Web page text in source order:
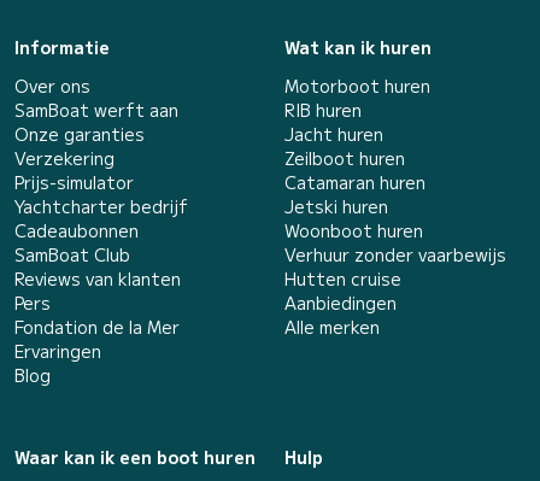
Informatie
Over ons
SamBoat werft aan
Onze garanties
Verzekering
Prijs-simulator
Yachtcharter bedrijf
Cadeaubonnen
SamBoat Club
Reviews van klanten
Pers
Fondation de la Mer
Ervaringen
Blog
Wat kan ik huren
Motorboot huren
RIB huren
Jacht huren
Zeilboot huren
Catamaran huren
Jetski huren
Woonboot huren
Verhuur zonder vaarbewijs
Hutten cruise
Aanbiedingen
Alle merken
Waar kan ik een boot huren
Hulp